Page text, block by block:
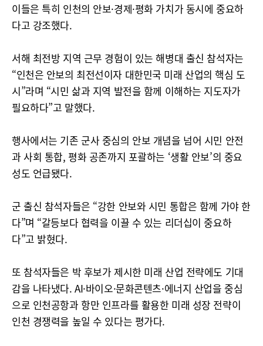
이들은 특히 인천의 안보·경제·평화 가치가 동시에 중요하
다고 강조했다.
서해 최전방 지역 근무 경험이 있는 해병대 출신 참석자는
“인천은 안보의 최전선이자 대한민국 미래 산업의 핵심 도
시”라며 “시민 삶과 지역 발전을 함께 이해하는 지도자가
필요하다”고 말했다.
행사에서는 기존 군사 중심의 안보 개념을 넘어 시민 안전
과 사회 통합, 평화 공존까지 포괄하는 ‘생활 안보’의 중요
성도 언급됐다.
군 출신 참석자들은 “강한 안보와 시민 통합은 함께 가야 한
다”며 “갈등보다 협력을 이끌 수 있는 리더십이 중요하
다”고 밝혔다.
또 참석자들은 박 후보가 제시한 미래 산업 전략에도 기대
감을 나타냈다. AI·바이오·문화콘텐츠·에너지 산업을 중심
으로 인천공항과 항만 인프라를 활용한 미래 성장 전략이
인천 경쟁력을 높일 수 있다는 평가다.